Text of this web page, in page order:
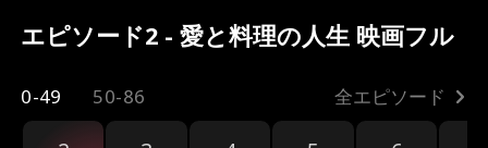
エピソード2 - 愛と料理の人生 映画フル
0-49 50-86 全エピソード